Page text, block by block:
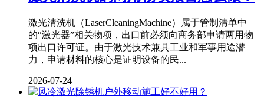
激光清洗机（LaserCleaningMachine）属于管制清单中
的“激光器”相关物项，出口前必须向商务部申请两用物
项出口许可证。由于激光技术兼具工业和军事用途潜
力，申请材料的核心是证明设备的民...
2026-07-24